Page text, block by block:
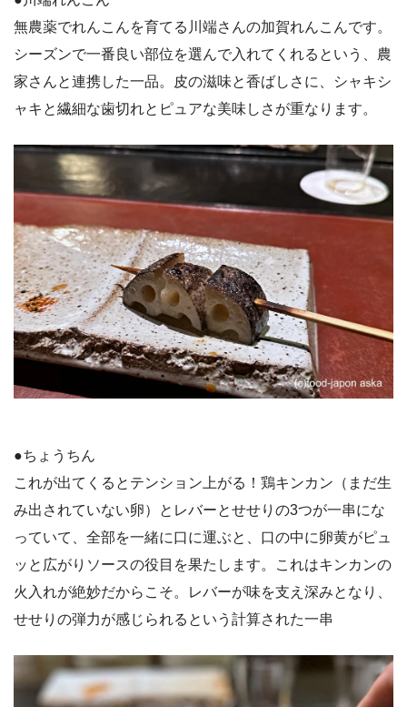
無農薬でれんこんを育てる川端さんの加賀れんこんです。
シーズンで一番良い部位を選んで入れてくれるという、農
家さんと連携した一品。皮の滋味と香ばしさに、シャキシ
ャキと繊細な歯切れとピュアな美味しさが重なります。
●ちょうちん
これが出てくるとテンション上がる！鶏キンカン（まだ生
み出されていない卵）とレバーとせせりの3つが一串にな
っていて、全部を一緒に口に運ぶと、口の中に卵黄がピュ
ッと広がりソースの役目を果たします。これはキンカンの
火入れが絶妙だからこそ。レバーが味を支え深みとなり、
せせりの弾力が感じられるという計算された一串